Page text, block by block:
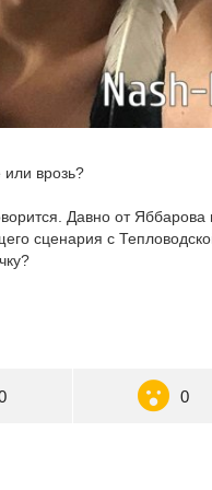
врозь?
Давно от
сценария с
0